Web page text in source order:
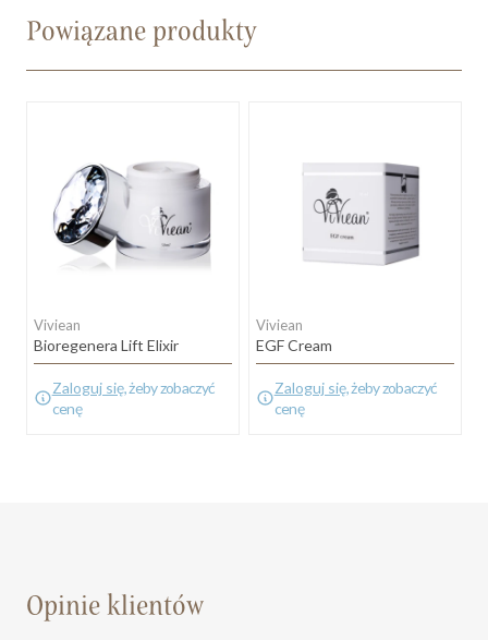
Powiązane produkty
Viviean
Bioregenera Lift Elixir
Zaloguj się, żeby zobaczyć
cenę
Viviean
EGF Cream
Zaloguj się, żeby zobaczyć
cenę
Opinie klientów